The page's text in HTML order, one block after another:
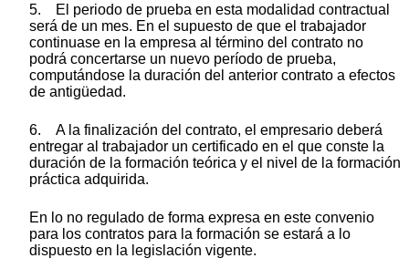
5. El periodo de prueba en esta modalidad contractual
será de un mes. En el supuesto de que el trabajador
continuase en la empresa al término del contrato no
podrá concertarse un nuevo período de prueba,
computándose la duración del anterior contrato a efectos
de antigüedad.
6. A la finalización del contrato, el empresario deberá
entregar al trabajador un certificado en el que conste la
duración de la formación teórica y el nivel de la formación
práctica adquirida.
En lo no regulado de forma expresa en este convenio
para los contratos para la formación se estará a lo
dispuesto en la legislación vigente.